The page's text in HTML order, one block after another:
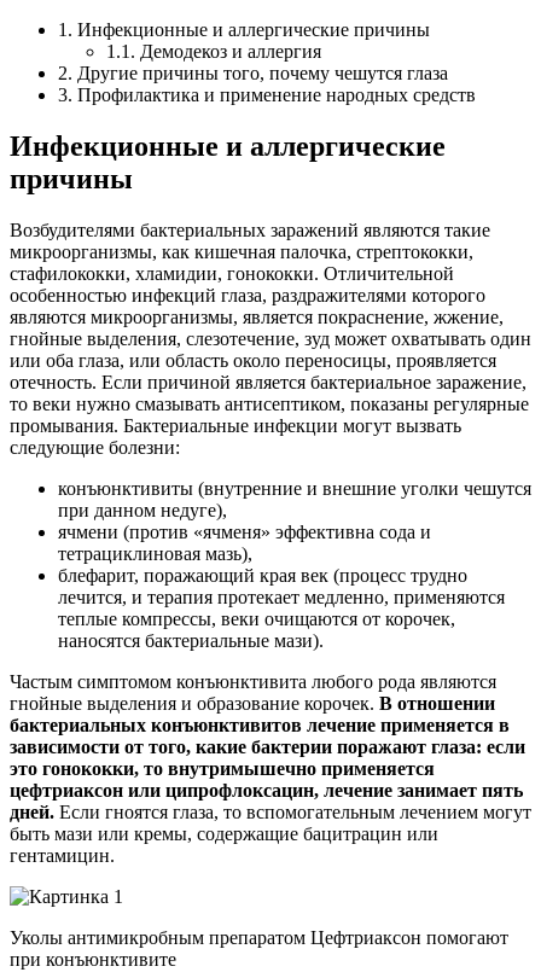
1. Инфекционные и аллергические причины
1.1. Демодекоз и аллергия
2. Другие причины того, почему чешутся глаза
3. Профилактика и применение народных средств
Инфекционные и аллергические
причины
Возбудителями бактериальных заражений являются такие
микроорганизмы, как кишечная палочка, стрептококки,
стафилококки, хламидии, гонококки. Отличительной
особенностью инфекций глаза, раздражителями которого
являются микроорганизмы, является покраснение, жжение,
гнойные выделения, слезотечение, зуд может охватывать один
или оба глаза, или область около переносицы, проявляется
отечность. Если причиной является бактериальное заражение,
то веки нужно смазывать антисептиком, показаны регулярные
промывания. Бактериальные инфекции могут вызвать
следующие болезни:
конъюнктивиты (внутренние и внешние уголки чешутся
при данном недуге),
ячмени (против «ячменя» эффективна сода и
тетрациклиновая мазь),
блефарит, поражающий края век (процесс трудно
лечится, и терапия протекает медленно, применяются
теплые компрессы, веки очищаются от корочек,
наносятся бактериальные мази).
Частым симптомом конъюнктивита любого рода являются
гнойные выделения и образование корочек. В отношении
бактериальных конъюнктивитов лечение применяется в
зависимости от того, какие бактерии поражают глаза: если
это гонококки, то внутримышечно применяется
цефтриаксон или ципрофлоксацин, лечение занимает пять
дней. Если гноятся глаза, то вспомогательным лечением могут
быть мази или кремы, содержащие бацитрацин или
гентамицин.
Уколы антимикробным препаратом Цефтриаксон помогают
при конъюнктивите